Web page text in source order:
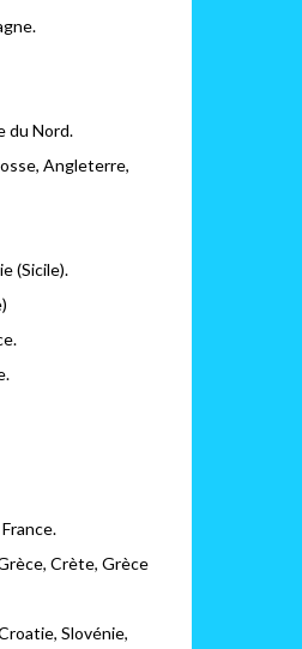
du Nord.
Angleterre,
Italie (Sicile).
(Sicile)
France.
Crète, Grèce
Slovénie,